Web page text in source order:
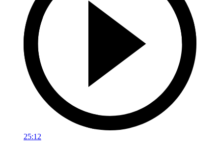
25:12